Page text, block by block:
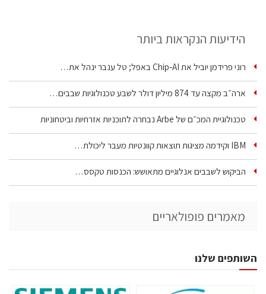
הידיעות הנקראות ביותר
רוני פרידמן יוביל את Chip‑AI באפל; טל ענבר ינהל את…
ארה״ב מקצה עד 874 מיליון דולר לשבע טכנולוגיות שבבים…
טכנולוגיית המכ״ם של Arbe נבחרה לתוכניות אזרחיות וביטחוניות
IBM וקידמה מציגות תוצאות קוונטיות מעבר ליכולת…
הביקוש לשבבים אנלוגיים מתאושש: הכנסות טקסס…
מאמרים פופולאריים
השותפים שלנו